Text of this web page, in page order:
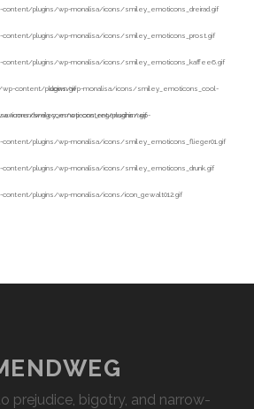
prejudice, bigotry, and narrow-